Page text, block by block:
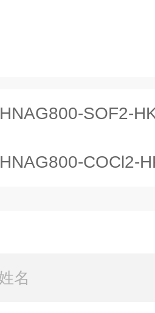
HNAG800-SOF2-HK霍尼艾格
HNAG800-COCl2-HK霍尼艾格